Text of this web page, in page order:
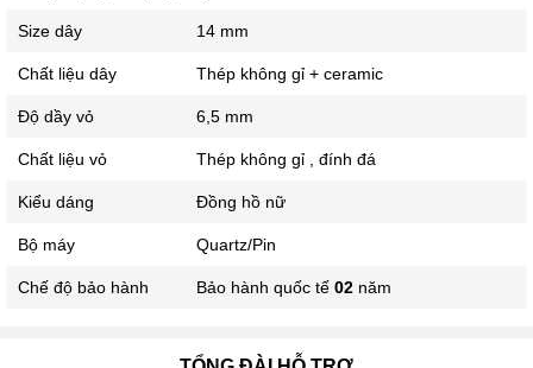
Size dây 14 mm
Chất liệu dây Thép không gỉ + ceramic
Độ dầy vỏ 6,5 mm
Chất liệu vỏ Thép không gỉ , đính đá
Kiểu dáng Đồng hồ nữ
Bộ máy Quartz/Pin
Chế độ bảo hành Bảo hành quốc tế 02 năm